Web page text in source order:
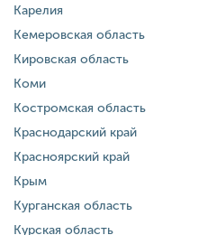
Карелия
Кемеровская область
Кировская область
Коми
Костромская область
Краснодарский край
Красноярский край
Крым
Курганская область
Курская область